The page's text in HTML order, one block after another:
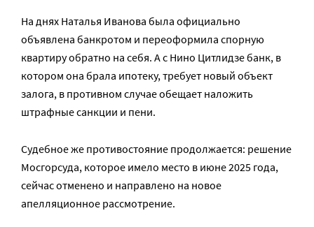
На днях Наталья Иванова была официально
объявлена банкротом и переоформила спорную
квартиру обратно на себя. А с Нино Цитлидзе банк, в
котором она брала ипотеку, требует новый объект
залога, в противном случае обещает наложить
штрафные санкции и пени.
Судебное же противостояние продолжается: решение
Мосгорсуда, которое имело место в июне 2025 года,
сейчас отменено и направлено на новое
апелляционное рассмотрение.